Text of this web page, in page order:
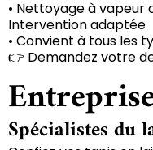
• Nettoyage à vapeur
Intervention adaptée
• Convient à tous les
👉 Demandez votre
Spécialistes du